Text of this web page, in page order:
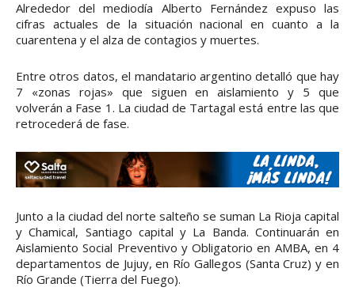
Alrededor del mediodía Alberto Fernández expuso las
cifras actuales de la situación nacional en cuanto a la
cuarentena y el alza de contagios y muertes.
Entre otros datos, el mandatario argentino detalló que hay
7 «zonas rojas» que siguen en aislamiento y 5 que
volverán a Fase 1. La ciudad de Tartagal está entre las que
retrocederá de fase.
Junto a la ciudad del norte salteño se suman La Rioja capital
y Chamical, Santiago capital y La Banda. Continuarán en
Aislamiento Social Preventivo y Obligatorio en AMBA, en 4
departamentos de Jujuy, en Río Gallegos (Santa Cruz) y en
Río Grande (Tierra del Fuego).